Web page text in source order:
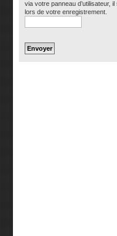
via votre panneau d’utilisateur,
lors de votre enregistrement.